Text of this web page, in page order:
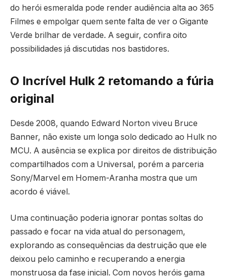
do herói esmeralda pode render audiência alta ao 365
Filmes e empolgar quem sente falta de ver o Gigante
Verde brilhar de verdade. A seguir, confira oito
possibilidades já discutidas nos bastidores.
O Incrível Hulk 2 retomando a fúria
original
Desde 2008, quando Edward Norton viveu Bruce
Banner, não existe um longa solo dedicado ao Hulk no
MCU. A ausência se explica por direitos de distribuição
compartilhados com a Universal, porém a parceria
Sony/Marvel em Homem-Aranha mostra que um
acordo é viável.
Uma continuação poderia ignorar pontas soltas do
passado e focar na vida atual do personagem,
explorando as consequências da destruição que ele
deixou pelo caminho e recuperando a energia
monstruosa da fase inicial. Com novos heróis gama